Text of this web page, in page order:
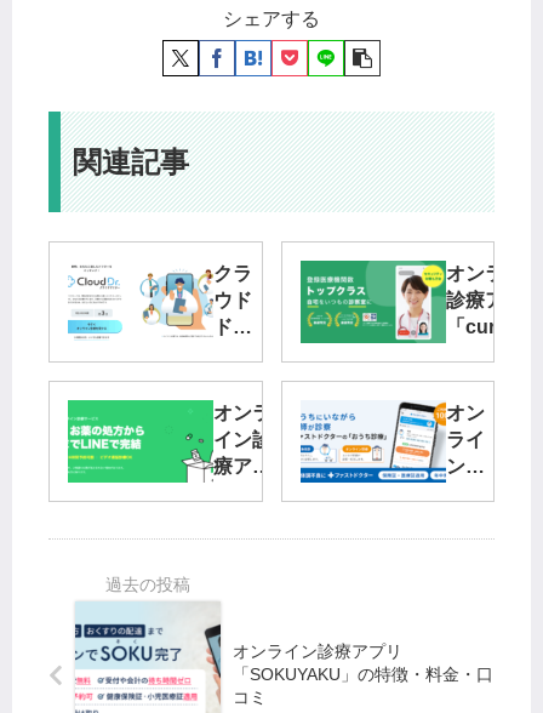
シェアする
関連記事
クラ
ウド
ドク
の特
徴・
対応
診療
｜オ
診療
サー
ビス
紹介
オンライン
診療アプリ
「curon（
特徴・料
金・口コミ
オンラ
イン診
療アプ
ドクタ
特徴・
料金・
口コミ
オン
ライ
ン診
「フ
の特
オンライン診療アプリ
「SOKUYAKU」の特徴・料金・口
コミ